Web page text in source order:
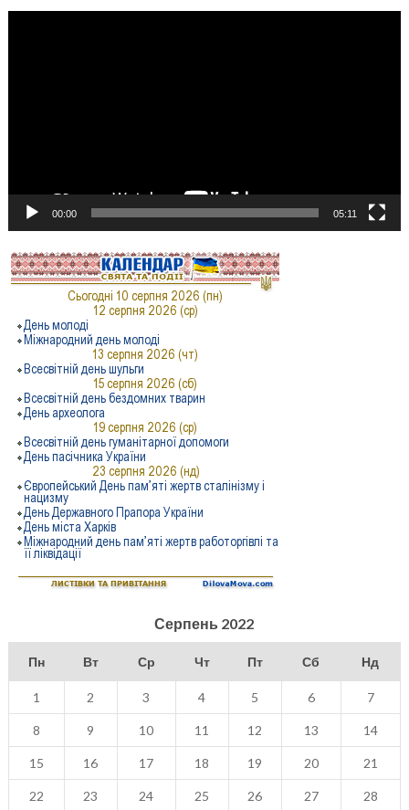
00:00 05:11
Серпень 2022
Пн Вт Ср Чт Пт Сб Нд
1 2 3 4 5 6 7
8 9 10 11 12 13 14
15 16 17 18 19 20 21
22 23 24 25 26 27 28